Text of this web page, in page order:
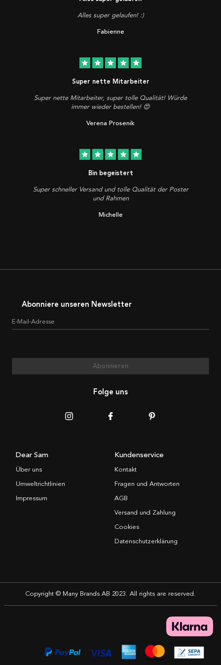
Alles super gelaufen! :)
Fabienne
star star star star star
Super nette Mitarbeiter
Super nette Mitarbeiter, super tolle Qualität! Würde
immer wieder bestellen! 😍
Verena Prosenik
star star star star star
Bin begeistert
Super schneller Versand und tolle Qualität der Poster
und Rahmen
Michelle
Abonniere unseren Newsletter
E-Mail-Adresse
Abonnieren
Folge uns
Dear Sam
Über uns
Umweltrichtlinien
Impressum
Kundenservice
Kontakt
Fragen und Antworten
AGB
Versand und Zahlung
Cookies
Datenschutzerklärung
Copyright © Many Brands AB 2023. All rights are reserved.